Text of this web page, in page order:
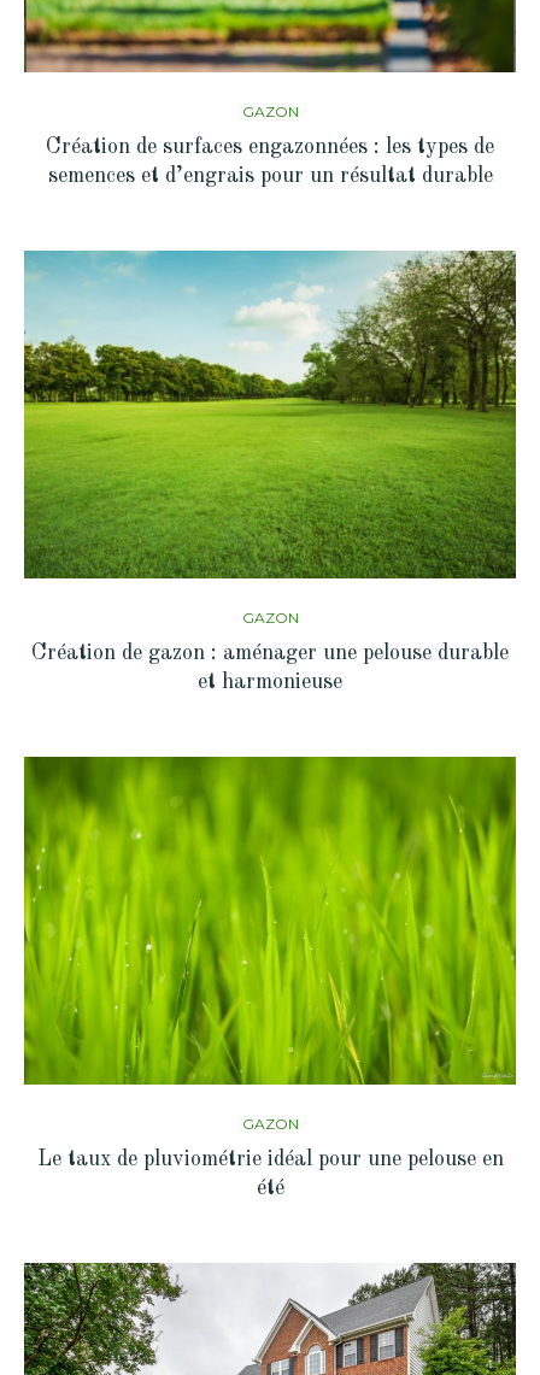
GAZON
Création de surfaces engazonnées : les types de
semences et d’engrais pour un résultat durable
GAZON
Création de gazon : aménager une pelouse durable
et harmonieuse
GAZON
Le taux de pluviométrie idéal pour une pelouse en
été